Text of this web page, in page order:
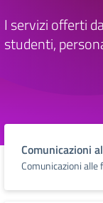
I servizi offerti
studenti,
Comunicazioni
Comunicazioni alle